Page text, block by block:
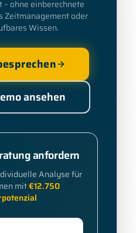
ohne einberechnete
Zeitmanagement oder
Wissen.
ansehen
anfordern
Analyse für
mit€12.750